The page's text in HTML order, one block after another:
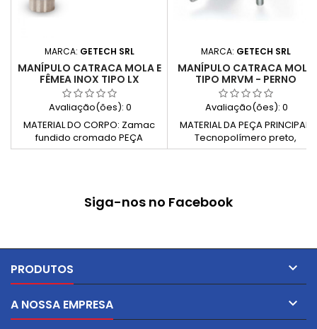
MARCA: GETECH SRL
MANÍPULO CATRACA MOLA E
FÊMEA INOX TIPO LX
Avaliação(ões): 0
MATERIAL DO CORPO: Zamac
fundido cromado PEÇA
METÁLICA E/OU FIXAÇÃO: Bucha
Mola de retorno e parafuso de
retenção em aço inoxidável
MARCA: GETECH SRL
MANÍPULO CATRACA MOLA
TIPO MRVM - PERNO
Avaliação(ões): 0
MATERIAL DA PEÇA PRINCIPAL:
Tecnopolímero preto,
reforçado com fibra de vidro,
roscado em aço zincado
Siga-nos no Facebook
PRODUTOS 
A NOSSA EMPRESA 